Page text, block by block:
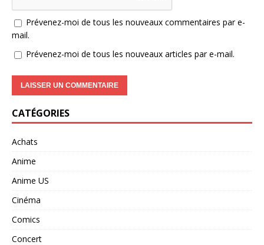
Prévenez-moi de tous les nouveaux commentaires par e-
mail.
Prévenez-moi de tous les nouveaux articles par e-mail.
CATÉGORIES
Achats
Anime
Anime US
Cinéma
Comics
Concert